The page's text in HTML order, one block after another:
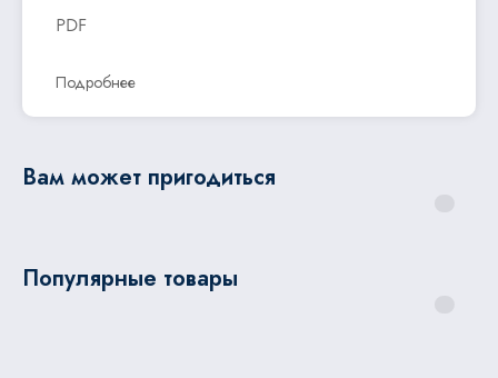
PDF
Подробнее
Вам может пригодиться
Популярные товары